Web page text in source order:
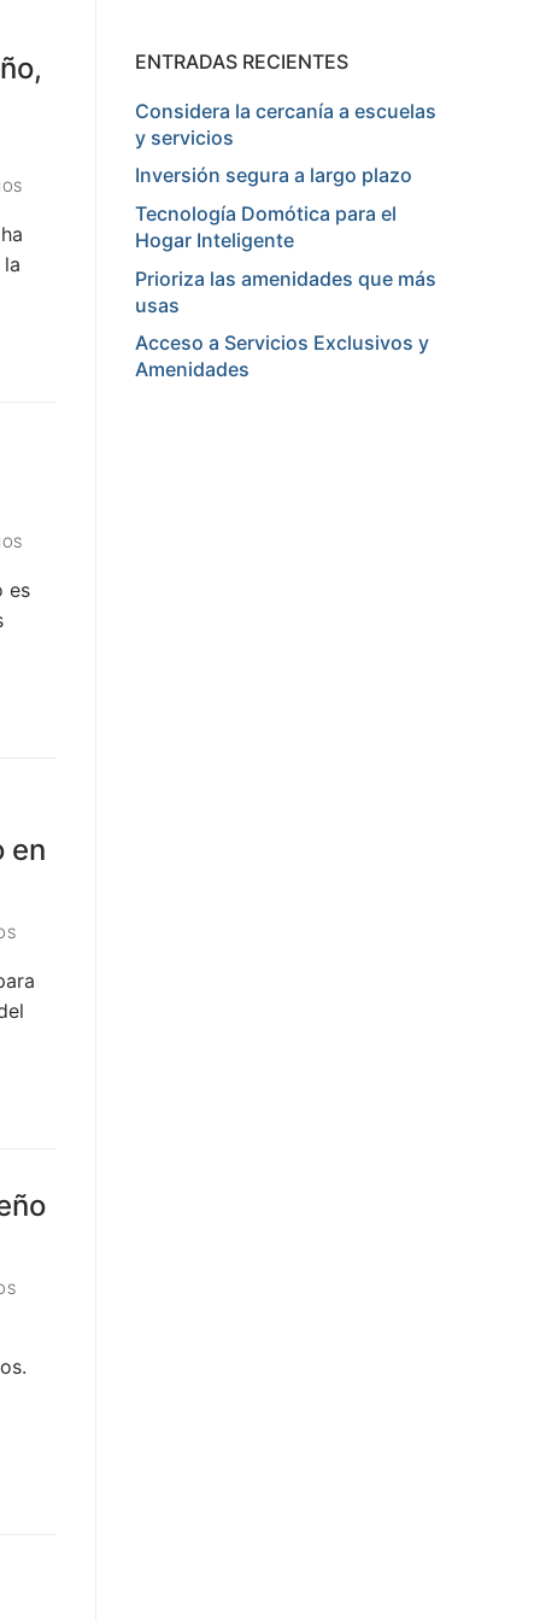
es
en
ENTRADAS RECIENTES
Considera la cercanía a escuelas
y servicios
Inversión segura a largo plazo
Tecnología Domótica para el
Hogar Inteligente
Prioriza las amenidades que más
usas
Acceso a Servicios Exclusivos y
Amenidades